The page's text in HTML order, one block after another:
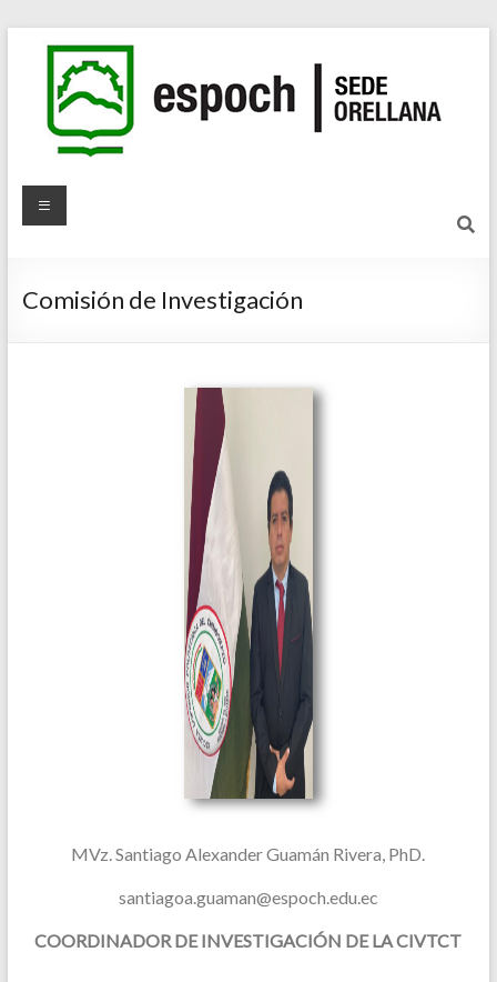
Comisión de Investigación
MVz. Santiago Alexander Guamán Rivera, PhD.
santiagoa.guaman@espoch.edu.ec
COORDINADOR DE INVESTIGACIÓN DE LA CIVTCT